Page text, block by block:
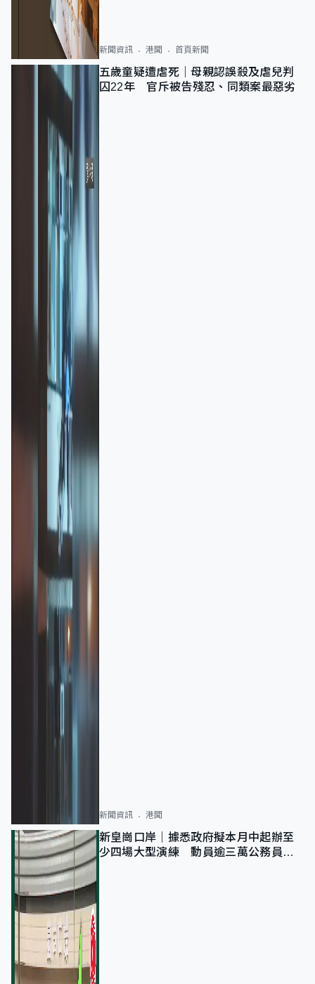
新聞資訊 港聞 首頁新聞
五歲童疑遭虐死｜母親認誤殺及虐兒判
囚22年 官斥被告殘忍、同類案最惡劣
新聞資訊 港聞
新皇崗口岸｜據悉政府擬本月中起辦至
少四場大型演練 動員逾三萬公務員人